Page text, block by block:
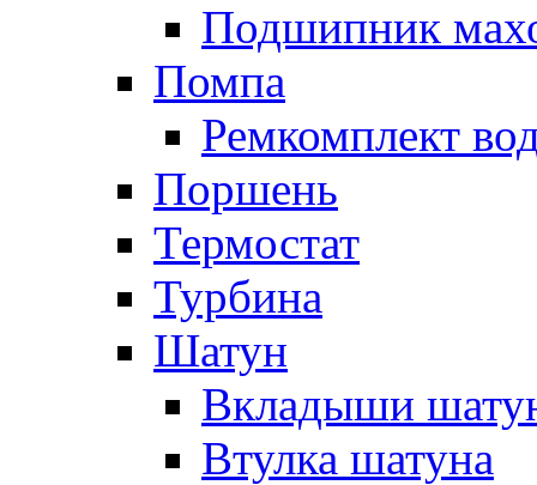
Подшипник
Помпа
Ремкомплект
Поршень
Термостат
Турбина
Шатун
Вкладыши
Втулка шатуна